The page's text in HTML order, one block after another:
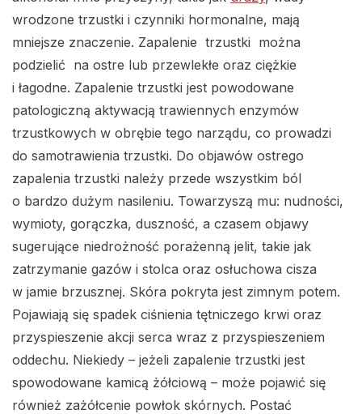
wrodzone trzustki i czynniki hormonalne, mają
mniejsze znaczenie. Zapalenie trzustki można
podzielić na ostre lub przewlekłe oraz ciężkie
i łagodne. Zapalenie trzustki jest powodowane
patologiczną aktywacją trawiennych enzymów
trzustkowych w obrębie tego narządu, co prowadzi
do samotrawienia trzustki. Do objawów ostrego
zapalenia trzustki należy przede wszystkim ból
o bardzo dużym nasileniu. Towarzyszą mu: nudności,
wymioty, gorączka, duszność, a czasem objawy
sugerujące niedrożność porażenną jelit, takie jak
zatrzymanie gazów i stolca oraz osłuchowa cisza
w jamie brzusznej. Skóra pokryta jest zimnym potem.
Pojawiają się spadek ciśnienia tętniczego krwi oraz
przyspieszenie akcji serca wraz z przyspieszeniem
oddechu. Niekiedy – jeżeli zapalenie trzustki jest
spowodowane kamicą żółciową – może pojawić się
również zażółcenie powłok skórnych. Postać